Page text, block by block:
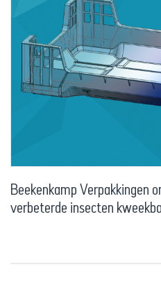
Beekenkamp Verpakkingen
verbeterde insecten